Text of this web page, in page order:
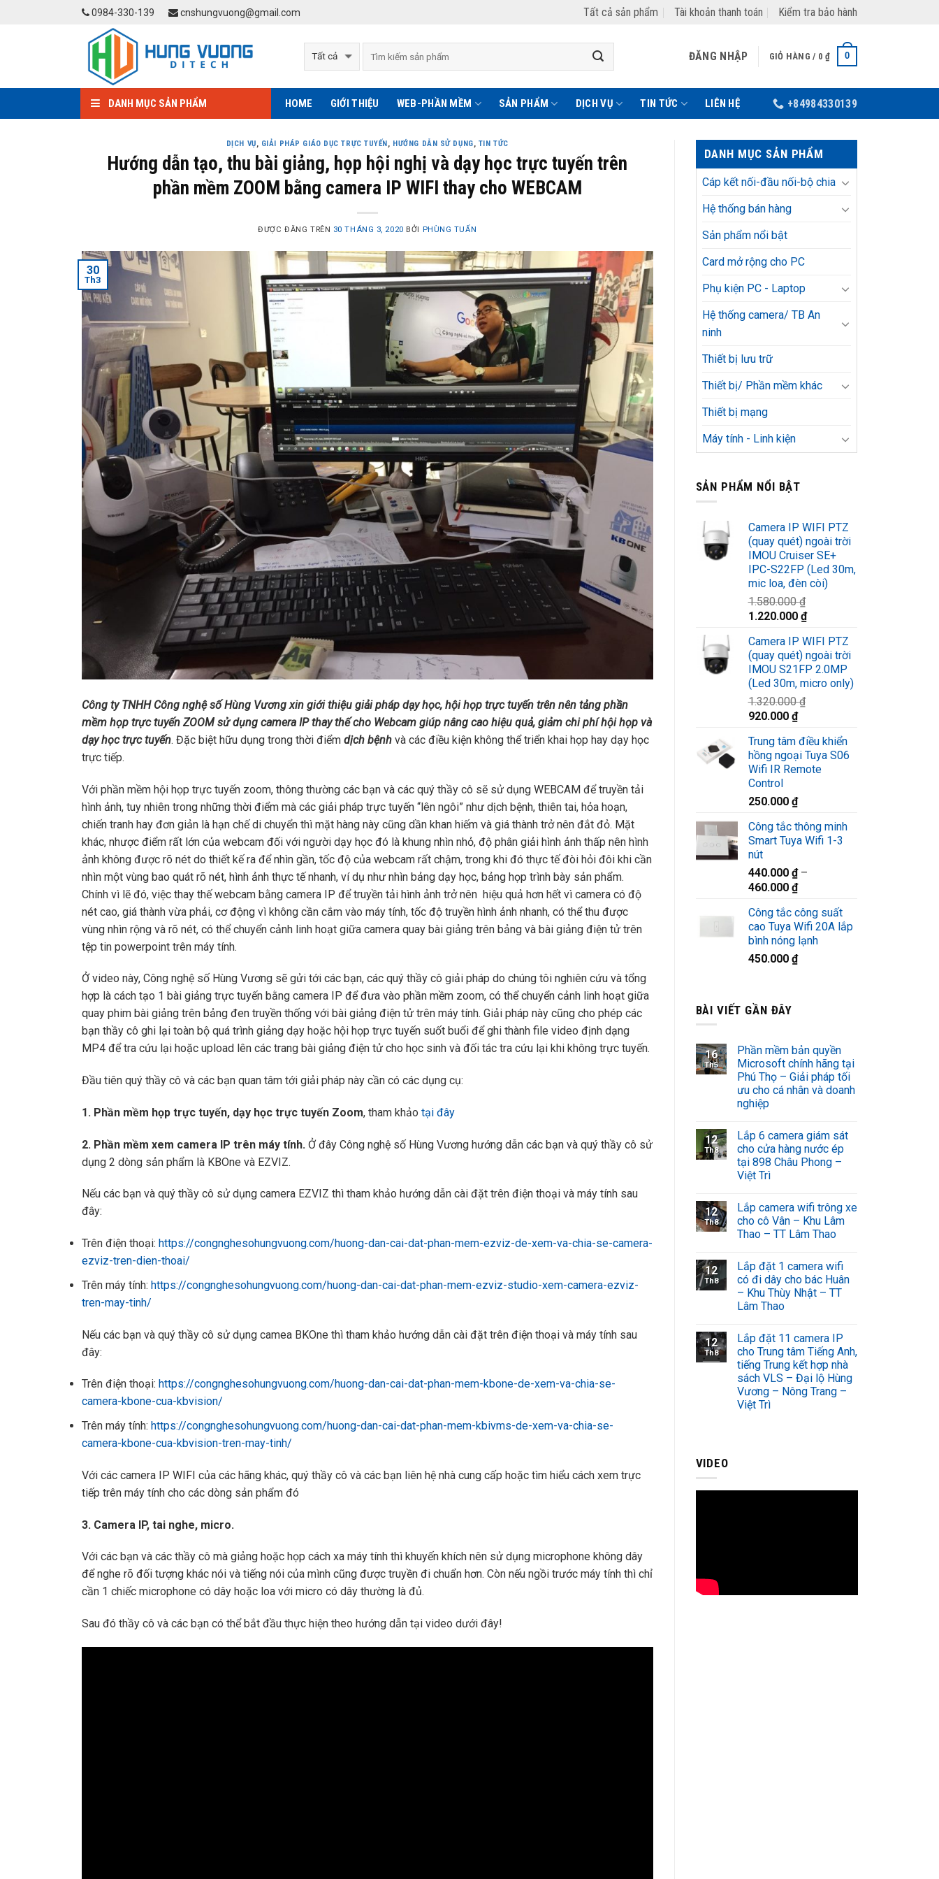
0984-330-139 cnshungvuong@gmail.com Tất cả sản phẩm Tài khoản thanh toán Kiểm tra bảo hành
ĐĂNG NHẬP GIỎ HÀNG / 0₫ 0
DANH MỤC SẢN PHẨM HOME GIỚI THIỆU WEB-PHẦN MỀM SẢN PHẨM DỊCH VỤ TIN TỨC LIÊN HỆ +84984330139
DỊCH VỤ, GIẢI PHÁP GIÁO DỤC TRỰC TUYẾN, HƯỚNG DẪN SỬ DỤNG, TIN TỨC
Hướng dẫn tạo, thu bài giảng, họp hội nghị và dạy học trực tuyến trên
phần mềm ZOOM bằng camera IP WIFI thay cho WEBCAM
ĐƯỢC ĐĂNG TRÊN 30 THÁNG 3, 2020 BỞI PHÙNG TUẤN
30
Th3
Công ty TNHH Công nghệ số Hùng Vương xin giới thiệu giải pháp dạy học, hội họp trực tuyến trên nên tảng phần
mềm họp trực tuyến ZOOM sử dụng camera IP thay thế cho Webcam giúp nâng cao hiệu quả, giảm chi phí hội họp và
dạy học trực tuyến. Đặc biệt hữu dụng trong thời điểm dịch bệnh và các điều kiện không thể triển khai họp hay dạy học
trực tiếp.
Với phần mềm hội họp trực tuyến zoom, thông thường các bạn và các quý thầy cô sẽ sử dụng WEBCAM để truyền tải
hình ảnh, tuy nhiên trong những thời điểm mà các giải pháp trực tuyến “lên ngôi” như dịch bệnh, thiên tai, hỏa hoạn,
chiến tranh hay đơn giản là hạn chế di chuyển thì mặt hàng này cũng dần khan hiếm và giá thành trở nên đắt đỏ. Mặt
khác, nhược điểm rất lớn của webcam đối với người dạy học đó là khung nhìn nhỏ, độ phân giải hình ảnh thấp nên hình
ảnh không được rõ nét do thiết kế ra để nhìn gần, tốc độ của webcam rất chậm, trong khi đó thực tế đòi hỏi đôi khi cần
nhìn một vùng bao quát rõ nét, hình ảnh thực tế nhanh, ví dụ như nhìn bảng dạy học, bảng họp trình bày sản phẩm.
Chính vì lẽ đó, việc thay thế webcam bằng camera IP để truyền tải hình ảnh trở nên hiệu quả hơn hết vì camera có độ
nét cao, giá thành vừa phải, cơ động vì không cần cắm vào máy tính, tốc độ truyền hình ảnh nhanh, có thể thu được
vùng nhìn rộng và rõ nét, có thể chuyển cảnh linh hoạt giữa camera quay bài giảng trên bảng và bài giảng điện tử trên
tệp tin powerpoint trên máy tính.
Ở video này, Công nghệ số Hùng Vương sẽ gửi tới các bạn, các quý thầy cô giải pháp do chúng tôi nghiên cứu và tổng
hợp là cách tạo 1 bài giảng trực tuyến bằng camera IP để đưa vào phần mềm zoom, có thể chuyển cảnh linh hoạt giữa
quay phim bài giảng trên bảng đen truyền thống với bài giảng điện tử trên máy tính. Giải pháp này cũng cho phép các
bạn thầy cô ghi lại toàn bộ quá trình giảng dạy hoặc hội họp trực tuyến suốt buổi để ghi thành file video định dạng
MP4 để tra cứu lại hoặc upload lên các trang bài giảng điện tử cho học sinh và đối tác tra cứu lại khi không trực tuyến.
Đầu tiên quý thầy cô và các bạn quan tâm tới giải pháp này cần có các dụng cụ:
1. Phần mềm họp trực tuyến, dạy học trực tuyến Zoom, tham khảo tại đây
2. Phần mềm xem camera IP trên máy tính. Ở đây Công nghệ số Hùng Vương hướng dẫn các bạn và quý thầy cô sử
dụng 2 dòng sản phẩm là KBOne và EZVIZ.
Nếu các bạn và quý thầy cô sử dụng camera EZVIZ thì tham khảo hướng dẫn cài đặt trên điện thoại và máy tính sau
đây:
Trên điện thoại: https://congnghesohungvuong.com/huong-dan-cai-dat-phan-mem-ezviz-de-xem-va-chia-se-camera-
ezviz-tren-dien-thoai/
Trên máy tính: https://congnghesohungvuong.com/huong-dan-cai-dat-phan-mem-ezviz-studio-xem-camera-ezviz-
tren-may-tinh/
Nếu các bạn và quý thầy cô sử dụng camea BKOne thì tham khảo hướng dẫn cài đặt trên điện thoại và máy tính sau
đây:
Trên điện thoại: https://congnghesohungvuong.com/huong-dan-cai-dat-phan-mem-kbone-de-xem-va-chia-se-
camera-kbone-cua-kbvision/
Trên máy tính: https://congnghesohungvuong.com/huong-dan-cai-dat-phan-mem-kbivms-de-xem-va-chia-se-
camera-kbone-cua-kbvision-tren-may-tinh/
Với các camera IP WIFI của các hãng khác, quý thầy cô và các bạn liên hệ nhà cung cấp hoặc tìm hiểu cách xem trực
tiếp trên máy tính cho các dòng sản phẩm đó
3. Camera IP, tai nghe, micro.
Với các bạn và các thầy cô mà giảng hoặc họp cách xa máy tính thì khuyến khích nên sử dụng microphone không dây
để nghe rõ đối tượng khác nói và tiếng nói của mình cũng được truyền đi chuẩn hơn. Còn nếu ngồi trước máy tính thì chỉ
cần 1 chiếc microphone có dây hoặc loa với micro có dây thường là đủ.
Sau đó thầy cô và các bạn có thể bắt đầu thực hiện theo hướng dẫn tại video dưới đây!
DANH MỤC SẢN PHẨM
Cáp kết nối-đầu nối-bộ chia
Hệ thống bán hàng
Sản phẩm nổi bật
Card mở rộng cho PC
Phụ kiện PC - Laptop
Hệ thống camera/ TB An
ninh
Thiết bị lưu trữ
Thiết bị/ Phần mềm khác
Thiết bị mạng
Máy tính - Linh kiện
SẢN PHẨM NỔI BẬT
Camera IP WIFI PTZ
(quay quét) ngoài trời
IMOU Cruiser SE+
IPC-S22FP (Led 30m,
mic loa, đèn còi)
1.580.000₫
Giá
là:
1.580.000 ₫.
1.220.000 ₫Giá
tại
là:
1.220.000 ₫.
Camera IP WIFI PTZ
(quay quét) ngoài trời
IMOU S21FP 2.0MP
(Led 30m, micro only)
1.320.000₫
Giá
là:
1.320.000 ₫.
920.000 ₫Giá
tại
là:
920.000 ₫.
Trung tâm điều khiển
hồng ngoại Tuya S06
Wifi IR Remote
Control
250.000 ₫
Công tắc thông minh
Smart Tuya Wifi 1-3
nút
440.000 ₫–
460.000 ₫
Công tắc công suất
cao Tuya Wifi 20A lắp
bình nóng lạnh
450.000 ₫
BÀI VIẾT GẦN ĐÂY
16
Th5
Phần mềm bản quyền
Microsoft chính hãng tại
Phú Thọ – Giải pháp tối
ưu cho cá nhân và doanh
nghiệp
12
Th8
Lắp 6 camera giám sát
cho cửa hàng nước ép
tại 898 Châu Phong –
Việt Trì
12
Th8
Lắp camera wifi trông xe
cho cô Vân – Khu Lâm
Thao – TT Lâm Thao
12
Th8
Lắp đặt 1 camera wifi
có đi dây cho bác Huân
– Khu Thùy Nhật – TT
Lâm Thao
12
Th8
Lắp đặt 11 camera IP
cho Trung tâm Tiếng Anh,
tiếng Trung kết hợp nhà
sách VLS – Đại lộ Hùng
Vương – Nông Trang –
Việt Trì
VIDEO